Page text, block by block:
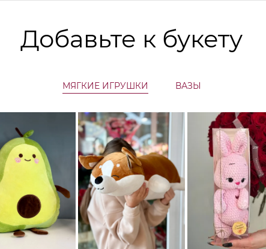
Добавьте к букету
МЯГКИЕ ИГРУШКИ ВАЗЫ